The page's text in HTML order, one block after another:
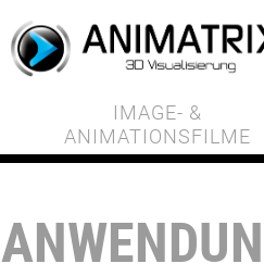
IMAGE- &
ANIMATIONSFILME